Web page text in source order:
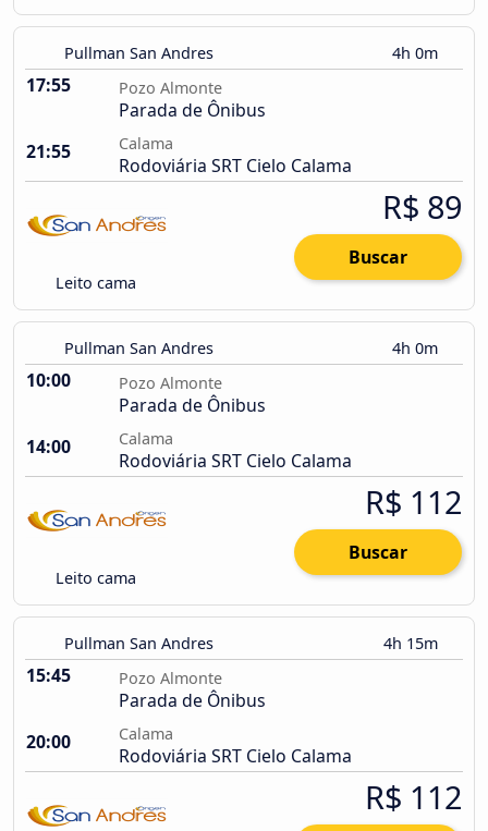
Pullman San Andres 4h 0m
17:55 Pozo Almonte
Parada de Ônibus
21:55
Calama
Rodoviária SRT Cielo Calama
Leito cama
R$ 89
Buscar
Pullman San Andres 4h 0m
10:00 Pozo Almonte
Parada de Ônibus
14:00
Calama
Rodoviária SRT Cielo Calama
Leito cama
R$ 112
Buscar
Pullman San Andres 4h 15m
15:45 Pozo Almonte
Parada de Ônibus
20:00
Calama
Rodoviária SRT Cielo Calama
R$ 112